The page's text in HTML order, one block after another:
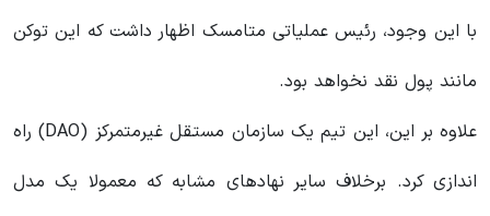
با این وجود، رئیس عملیاتی متامسک اظهار داشت که این توکن
مانند پول نقد نخواهد بود.
علاوه بر این، این تیم یک سازمان مستقل غیرمتمرکز (DAO) راه
اندازی کرد. برخلاف سایر نهادهای مشابه که معمولا یک مدل